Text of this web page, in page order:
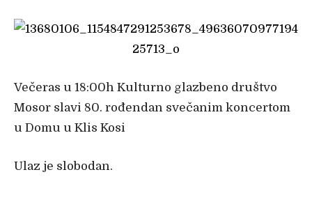
Večeras u 18:00h Kulturno glazbeno društvo
Mosor slavi 80. rođendan svečanim koncertom
u Domu u Klis Kosi
Ulaz je slobodan.